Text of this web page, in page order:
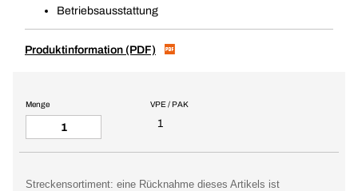
Betriebsausstattung
Produktinformation (PDF)
VPE / PAK
1
Menge
Streckensortiment: eine Rücknahme dieses Artikels ist